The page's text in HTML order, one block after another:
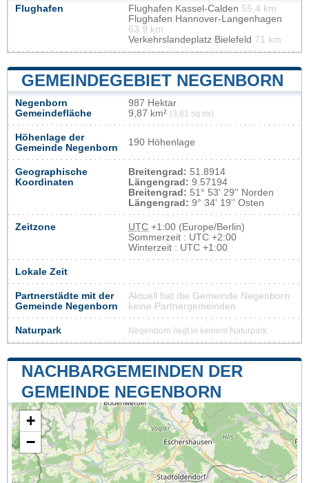
Flughafen Flughafen Kassel-Calden 55.4 km
Flughafen Hannover-Langenhagen
63.9 km
Verkehrslandeplatz Bielefeld 71 km
GEMEINDEGEBIET NEGENBORN
Negenborn
Gemeindefläche
987 Hektar
9,87 km² (3,81 sq mi)
Höhenlage der
Gemeinde Negenborn
190 Höhenlage
Geographische
Koordinaten
Breitengrad: 51.8914
Längengrad: 9.57194
Breitengrad: 51° 53' 29'' Norden
Längengrad: 9° 34' 19'' Osten
Zeitzone UTC +1:00 (Europe/Berlin)
Sommerzeit : UTC +2:00
Winterzeit : UTC +1:00
Lokale Zeit
Partnerstädte mit der
Gemeinde Negenborn
Aktuell hat die Gemeinde Negenborn
keine Partnergemeinden
Naturpark Negenborn liegt in keinem Naturpark
NACHBARGEMEINDEN DER
GEMEINDE NEGENBORN
+
−